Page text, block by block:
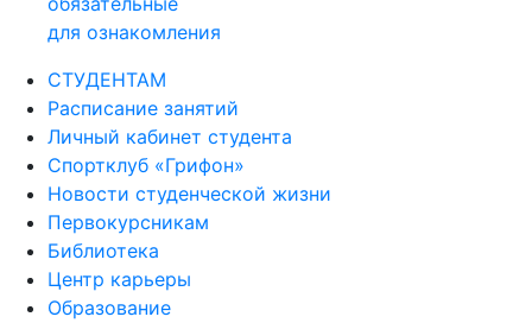
для ознакомления
СТУДЕНТАМ
Расписание занятий
Личный кабинет студента
Спортклуб «Грифон»
Новости студенческой жизни
Первокурсникам
Библиотека
Центр карьеры
Образование